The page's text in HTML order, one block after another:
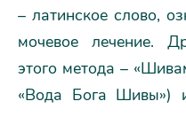
– латинское слово,
мочевое лечение.
этого метода –
«Вода Бога Шивы»)